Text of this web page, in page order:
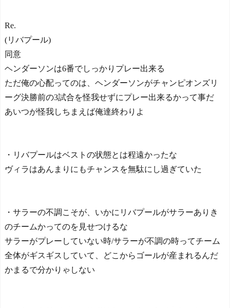
Re.
(リバプール)
同意
ヘンダーソンは6番でしっかりプレー出来る
ただ俺の心配ってのは、ヘンダーソンがチャンピオンズリ
ーグ決勝前の3試合を怪我せずにプレー出来るかって事だ
あいつが怪我しちまえば俺達終わりよ
・リバプールはベストの状態とは程遠かったな
ヴィラはあんまりにもチャンスを無駄にし過ぎていた
・サラーの不調こそが、いかにリバプールがサラーありき
のチームかってのを見せつけるな
サラーがプレーしていない時/サラーが不調の時ってチーム
全体がギスギスしていて、どこからゴールが産まれるんだ
かまるで分かりゃしない